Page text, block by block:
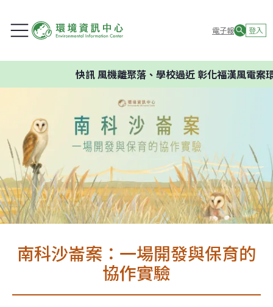
電子報 登入
風機離聚落、學校過近 彰化福漢風電案環委建
南科沙崙案：一場開發與保育的
協作實驗